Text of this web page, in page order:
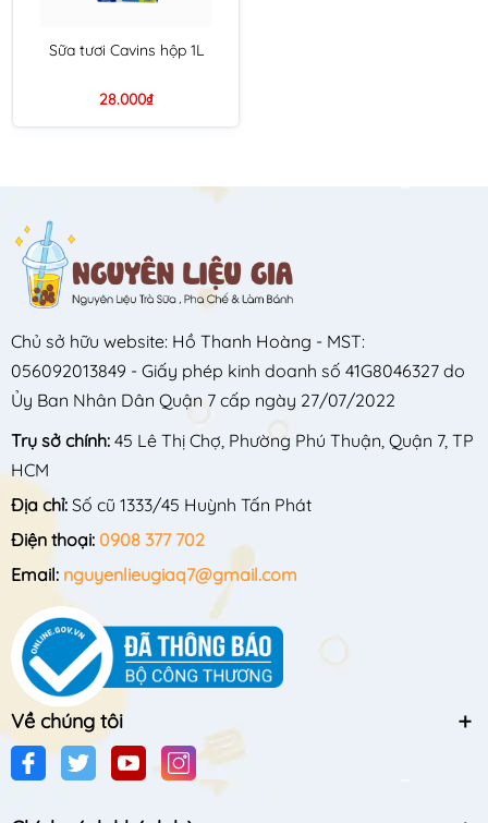
Sữa tươi Cavins hộp 1L
28.000₫
Chủ sở hữu website: Hồ Thanh Hoàng - MST:
056092013849 - Giấy phép kinh doanh số 41G8046327 do
Ủy Ban Nhân Dân Quận 7 cấp ngày 27/07/2022
Trụ sở chính: 45 Lê Thị Chợ, Phường Phú Thuận, Quận 7, TP
HCM
Địa chỉ: Số cũ 1333/45 Huỳnh Tấn Phát
Điện thoại: 0908 377 702
Email: nguyenlieugiaq7@gmail.com
Về chúng tôi